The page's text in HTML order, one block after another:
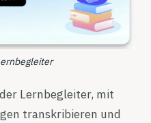
Lernbegleiter, mit
transkribieren und